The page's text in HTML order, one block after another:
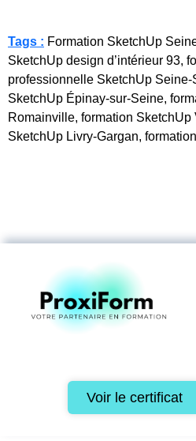
Tags : Formation SketchUp
SketchUp design d’intérieur 93,
professionnelle SketchUp
SketchUp Épinay-sur-Seine,
Romainville, formation
SketchUp Livry-Gargan,
Voir le certificat